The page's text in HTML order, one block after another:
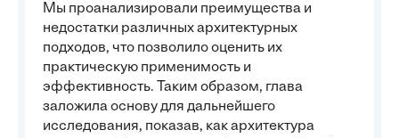
Мы проанализировали преимущества и
недостатки различных архитектурных
подходов, что позволило оценить их
практическую применимость и
эффективность. Таким образом, глава
заложила основу для дальнейшего
исследования, показав, как архитектура